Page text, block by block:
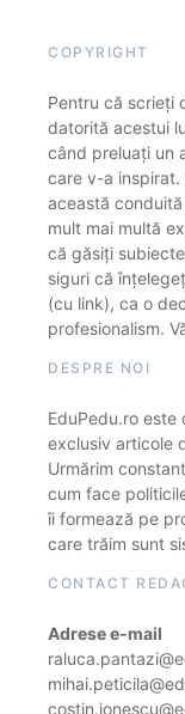
COPYRIGHT
Pentru că scrieți
datorită acestui
când preluați un
care v-a inspirat.
această
mult mai multă
că găsiți
siguri că
(cu link), ca o
profesionalism.
DESPRE NOI
EduPedu.ro
exclusiv articole
Urmărim
cum face
îi formează pe
care trăim sunt
CONTACT
Adrese e-mail